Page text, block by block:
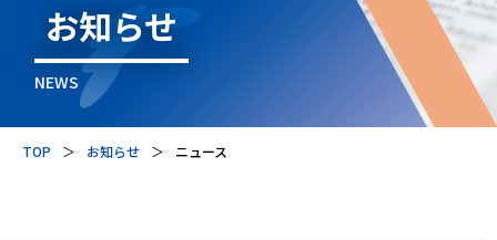
お知らせ
NEWS
TOP ＞ お知らせ ＞ ニュース